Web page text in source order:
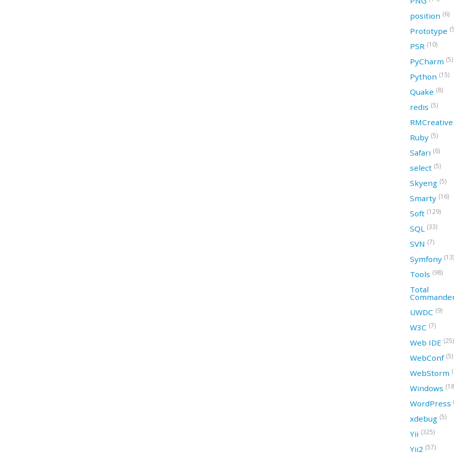
position (6)
Prototype
PSR (10)
PyCharm (5)
Python (15)
Quake (8)
redis (5)
RMCreative
Ruby (5)
Safari (6)
select (5)
Skyeng (5)
Smarty (16)
Soft (129)
SQL (33)
SVN (7)
Symfony (13)
Tools (98)
Total
UWDC (9)
W3C (7)
Web IDE (25)
WebConf (5)
WebStorm
Windows
WordPress
xdebug (5)
Yii (325)
Yii2 (57)